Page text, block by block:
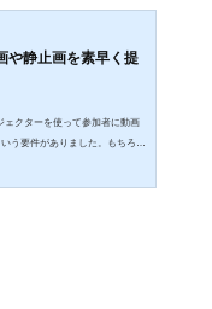
オンライン会議ツールのウイン
静止画を素早く提
ェクターを使って参加者に動画
う要件がありました。もちろん